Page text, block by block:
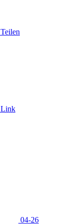
Teilen
Link
04-26